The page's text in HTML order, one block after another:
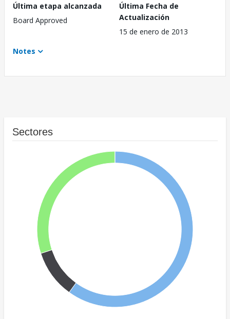
Última etapa alcanzada
Board Approved
Última Fecha de
Actualización
15 de enero de 2013
Notes
Sectores